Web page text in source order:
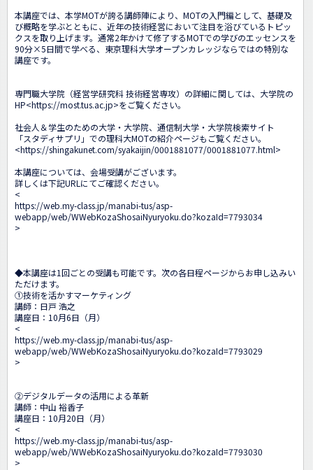
本講座では、本学MOTが誇る講師陣により、MOTの入門編として、基礎及
び概略を学ぶとともに、近年の技術経営において注目を浴びているトピッ
クスを取り上げます。通常2年かけて修了するMOTでの学びのエッセンスを
90分×5日間で学べる、東京理科大学オープンカレッジならではの特別な
講座です。
専門職大学院（経営学研究科 技術経営専攻）の詳細に関しては、大学院の
HP<https://most.tus.ac.jp>をご覧ください。
社会人＆学生のための大学・大学院、通信制大学・大学院検索サイト
「スタディサプリ」での理科大MOTの紹介ページもご覧ください。
<https://shingakunet.com/syakaijin/0001881077/0001881077.html>
本講座については、会場受講がございます。
詳しくは下記URLにてご確認ください。
<
https://web.my-class.jp/manabi-tus/asp-
webapp/web/WWebKozaShosaiNyuryoku.do?kozaId=7793034
>
◆本講座は1回ごとの受講も可能です。次の各日程ページからお申し込みい
ただけます。
①技術を活かすマーケティング
講師：日戸 浩之
講座日：10月6日（月）
<
https://web.my-class.jp/manabi-tus/asp-
webapp/web/WWebKozaShosaiNyuryoku.do?kozaId=7793029
>
②デジタルデータの活用による革新
講師：中山 裕香子
講座日：10月20日（月）
<
https://web.my-class.jp/manabi-tus/asp-
webapp/web/WWebKozaShosaiNyuryoku.do?kozaId=7793030
>